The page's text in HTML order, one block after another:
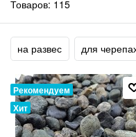
Товаров: 115
на развес для
Рекомендуем
Хит